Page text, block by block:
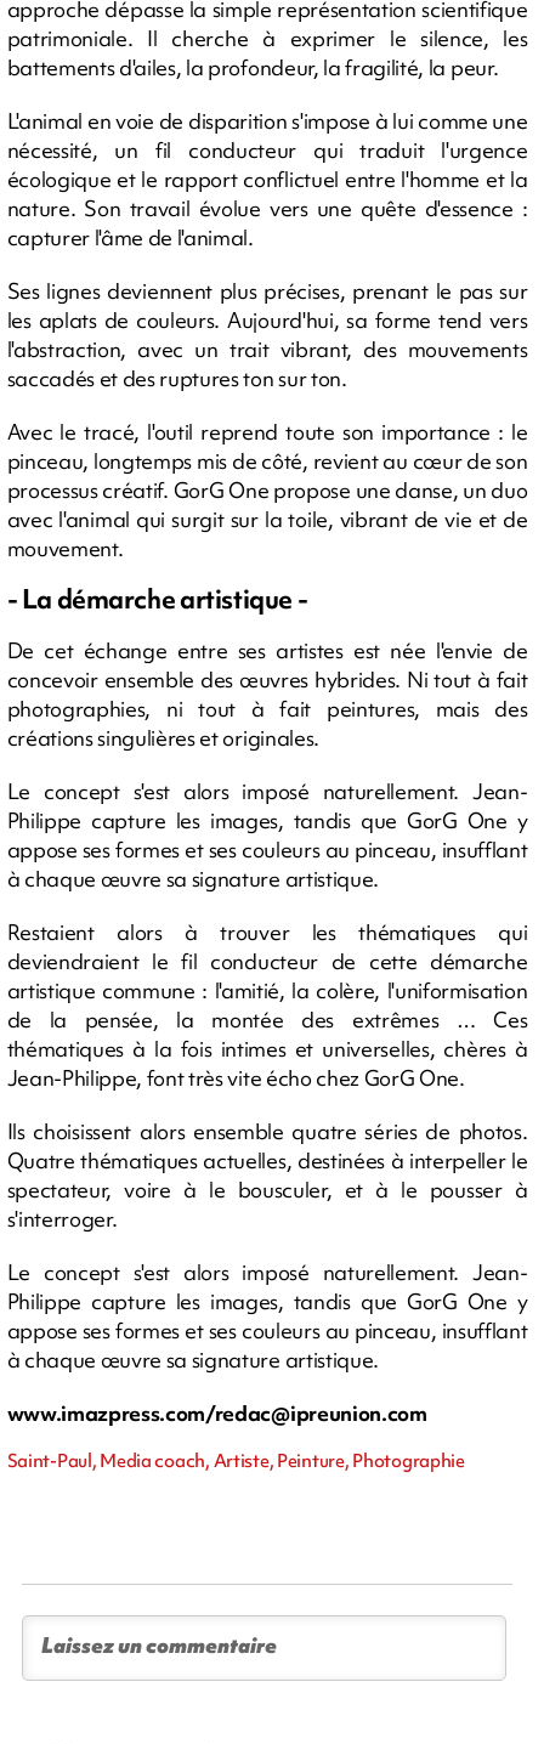
approche dépasse la simple représentation scientifique
patrimoniale. Il cherche à exprimer le silence, les
battements d'ailes, la profondeur, la fragilité, la peur.
L'animal en voie de disparition s'impose à lui comme une
nécessité, un fil conducteur qui traduit l'urgence
écologique et le rapport conflictuel entre l'homme et la
nature. Son travail évolue vers une quête d'essence :
capturer l'âme de l'animal.
Ses lignes deviennent plus précises, prenant le pas sur
les aplats de couleurs. Aujourd'hui, sa forme tend vers
l'abstraction, avec un trait vibrant, des mouvements
saccadés et des ruptures ton sur ton.
Avec le tracé, l'outil reprend toute son importance : le
pinceau, longtemps mis de côté, revient au cœur de son
processus créatif. GorG One propose une danse, un duo
avec l'animal qui surgit sur la toile, vibrant de vie et de
mouvement.
- La démarche artistique -
De cet échange entre ses artistes est née l'envie de
concevoir ensemble des œuvres hybrides. Ni tout à fait
photographies, ni tout à fait peintures, mais des
créations singulières et originales.
Le concept s'est alors imposé naturellement. Jean-
Philippe capture les images, tandis que GorG One y
appose ses formes et ses couleurs au pinceau, insufflant
à chaque œuvre sa signature artistique.
Restaient alors à trouver les thématiques qui
deviendraient le fil conducteur de cette démarche
artistique commune : l'amitié, la colère, l'uniformisation
de la pensée, la montée des extrêmes … Ces
thématiques à la fois intimes et universelles, chères à
Jean-Philippe, font très vite écho chez GorG One.
Ils choisissent alors ensemble quatre séries de photos.
Quatre thématiques actuelles, destinées à interpeller le
spectateur, voire à le bousculer, et à le pousser à
s'interroger.
Le concept s'est alors imposé naturellement. Jean-
Philippe capture les images, tandis que GorG One y
appose ses formes et ses couleurs au pinceau, insufflant
à chaque œuvre sa signature artistique.
www.imazpress.com/redac@ipreunion.com
Saint-Paul, Media coach, Artiste, Peinture, Photographie